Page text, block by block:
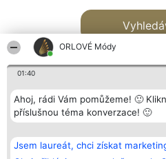
ORLOVÉ Módy
01:40
Ahoj, rádi Vám pomůžeme! 🙂
příslušnou téma konverzace! 🙂
Jsem laureát, chci získat
Bright Side Solutions sp. z o.
o. sp. k.
ul. Ruska 22
Vítězové
Seznam
laureátů